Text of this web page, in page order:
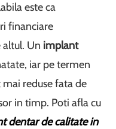
este ca
financiare
altul. Un implant
iar pe termen
reduse fata de
in timp. Poti afla cu
dentar de calitate in